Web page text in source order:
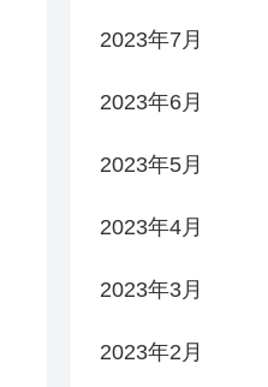
2023年7月
2023年6月
2023年5月
2023年4月
2023年3月
2023年2月